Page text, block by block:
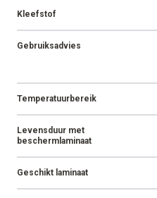
Kleefstof
Gebruiksadvies
Temperatuurbereik
Levensduur met
beschermlaminaat
Geschikt laminaat